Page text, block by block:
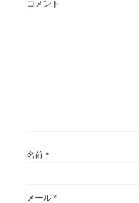
コメント
名前 *
メール *